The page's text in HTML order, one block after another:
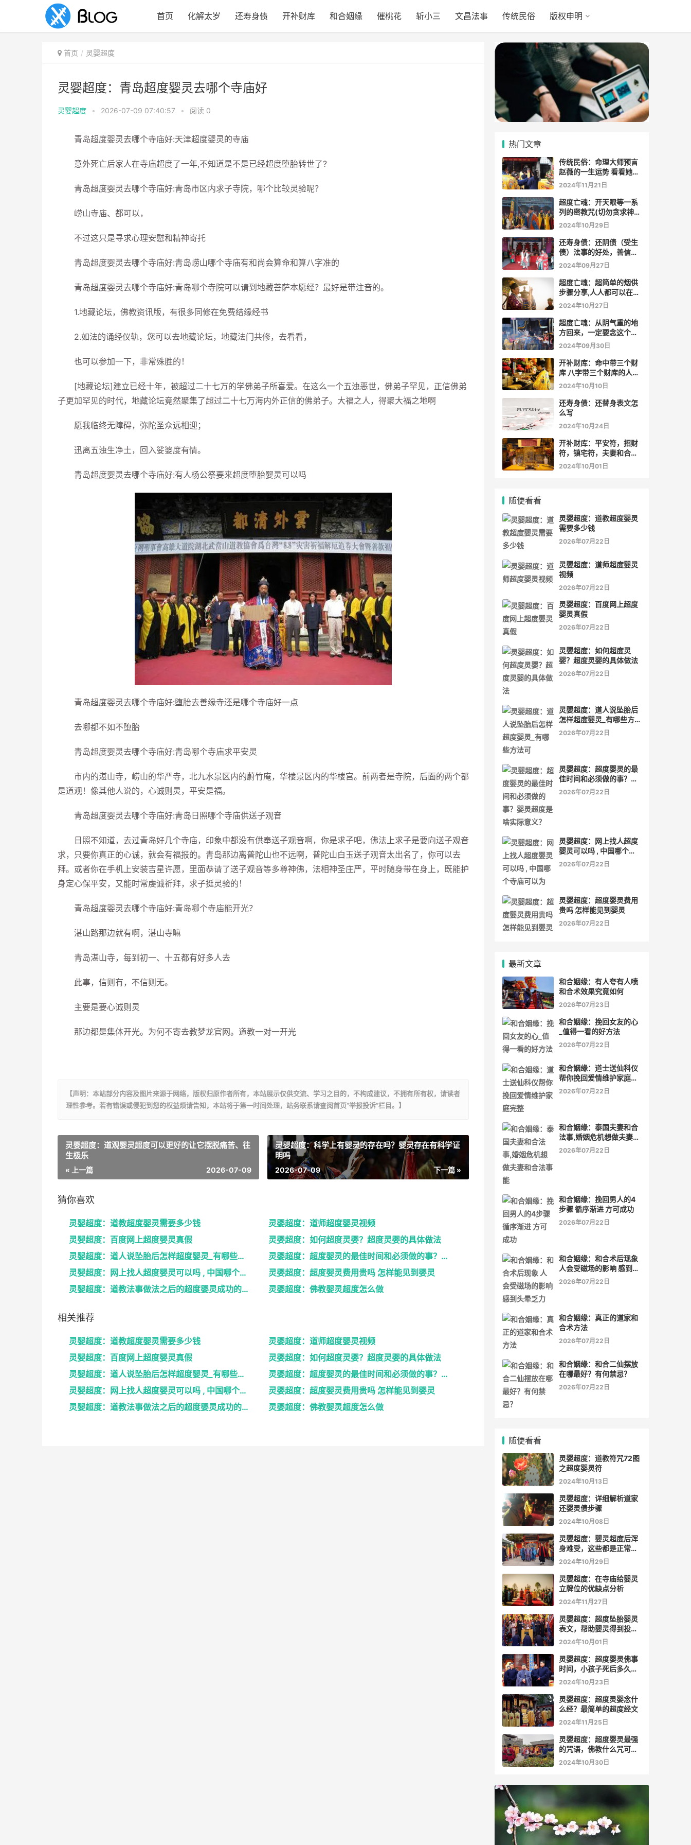
首页 化解太岁 还寿身债 开补财库 和合姻缘 催桃花 斩小三 文昌法事 传统民俗 版权申明
首页 灵婴超度
灵婴超度：青岛超度婴灵去哪个寺庙好
灵婴超度 • 2026-07-09 07:40:57 • 阅读 0
青岛超度婴灵去哪个寺庙好:天津超度婴灵的寺庙
意外死亡后家人在寺庙超度了一年,不知道是不是已经超度堕胎转世了?
青岛超度婴灵去哪个寺庙好:青岛市区内求子寺院，哪个比较灵验呢？
崂山寺庙、都可以，
不过这只是寻求心理安慰和精神寄托
青岛超度婴灵去哪个寺庙好:青岛崂山哪个寺庙有和尚会算命和算八字准的
青岛超度婴灵去哪个寺庙好:青岛哪个寺院可以请到地藏菩萨本愿经？最好是带注音的。
1.地藏论坛，佛教资讯版，有很多同修在免费结缘经书
2.如法的诵经仪轨，您可以去地藏论坛，地藏法门共修，去看看，
也可以参加一下，非常殊胜的！
[地藏论坛]建立已经十年，被超过二十七万的学佛弟子所喜爱。在这么一个五浊恶世，佛弟子罕见，正信佛弟
子更加罕见的时代，地藏论坛竟然聚集了超过二十七万海内外正信的佛弟子。大福之人，得聚大福之地啊
愿我临终无障碍，弥陀圣众远相迎；
迅离五浊生净土，回入娑婆度有情。
青岛超度婴灵去哪个寺庙好:有人杨公祭要来超度堕胎婴灵可以吗
青岛超度婴灵去哪个寺庙好:堕胎去善缘寺还是哪个寺庙好一点
去哪都不如不堕胎
青岛超度婴灵去哪个寺庙好:青岛哪个寺庙求平安灵
市内的湛山寺，崂山的华严寺，北九水景区内的蔚竹庵，华楼景区内的华楼宫。前两者是寺院，后面的两个都
是道观！像其他人说的，心诚则灵，平安是福。
青岛超度婴灵去哪个寺庙好:青岛日照哪个寺庙供送子观音
日照不知道，去过青岛好几个寺庙，印象中都没有供奉送子观音啊，你是求子吧，佛法上求子是要向送子观音
求，只要你真正的心诚，就会有福报的。青岛那边离普陀山也不远啊，普陀山白玉送子观音太出名了，你可以去
拜。或者你在手机上安装吉星许愿，里面恭请了送子观音等多尊神佛，法相神圣庄严，平时随身带在身上，既能护
身定心保平安，又能时常虔诚祈拜，求子挺灵验的！
青岛超度婴灵去哪个寺庙好:青岛哪个寺庙能开光？
湛山路那边就有啊，湛山寺嘛
青岛湛山寺，每到初一、十五都有好多人去
此事，信则有，不信则无。
主要是要心诚则灵
那边都是集体开光。为何不寄去教梦龙官网。道教一对一开光
【声明：本站部分内容及图片来源于网络，版权归原作者所有，本站展示仅供交流、学习之目的，不构成建议，不拥有所有权，请读者
理性参考。若有错误或侵犯到您的权益烦请告知，本站将于第一时间处理，站务联系请查阅首页“举报投诉”栏目。】
灵婴超度：道观婴灵超度可以更好的让它摆脱痛苦、往
生极乐
« 上一篇 2026-07-09
灵婴超度：科学上有婴灵的存在吗？婴灵存在有科学证
明吗
下一篇 »
2026-07-09
猜你喜欢
灵婴超度：道教超度婴灵需要多少钱
灵婴超度：道师超度婴灵视频
灵婴超度：百度网上超度婴灵真假
灵婴超度：如何超度灵婴？超度灵婴的具体做法
灵婴超度：道人说坠胎后怎样超度婴灵_有哪些方法可
灵婴超度：超度婴灵的最佳时间和必须做的事？婴灵超度...
灵婴超度：网上找人超度婴灵可以吗 , 中国哪个寺庙...
灵婴超度：超度婴灵费用贵吗 怎样能见到婴灵
灵婴超度：道教法事做法之后的超度婴灵成功的征兆
灵婴超度：佛教婴灵超度怎么做
相关推荐
灵婴超度：道教超度婴灵需要多少钱
灵婴超度：道师超度婴灵视频
灵婴超度：百度网上超度婴灵真假
灵婴超度：如何超度灵婴？超度灵婴的具体做法
灵婴超度：道人说坠胎后怎样超度婴灵_有哪些方法可
灵婴超度：超度婴灵的最佳时间和必须做的事？婴灵超度...
灵婴超度：网上找人超度婴灵可以吗 , 中国哪个寺庙...
灵婴超度：超度婴灵费用贵吗 怎样能见到婴灵
灵婴超度：道教法事做法之后的超度婴灵成功的征兆
灵婴超度：佛教婴灵超度怎么做
热门文章
传统民俗：命理大师预言
赵薇的一生运势 看看她的
表示
2024年11月21日
超度亡魂：开天眼等一系
列的密教咒(切勿贪求神
通)
2024年10月29日
还寿身债：还阴债（受生
债）法事的好处，善信必
看！
2024年09月27日
超度亡魂：超简单的烟供
步骤分享,人人都可以在家
做烟供
2024年10月27日
超度亡魂：从阴气重的地
方回来，一定要念这个
咒！
2024年09月30日
开补财库：命中带三个财
库 八字带三个财库的人是
不是很有钱？
2024年10月10日
还寿身债：还替身表文怎
么写
2024年10月24日
开补财库：平安符，招财
符，镇宅符，夫妻和合符.
灵符符咒.
2024年10月01日
随便看看
灵婴超度：道教超度婴灵
需要多少钱
2026年07月22日
灵婴超度：道师超度婴灵
视频
2026年07月22日
灵婴超度：百度网上超度
婴灵真假
2026年07月22日
灵婴超度：如何超度灵
婴？超度灵婴的具体做法
2026年07月22日
灵婴超度：道人说坠胎后
怎样超度婴灵_有哪些方
法可
2026年07月22日
灵婴超度：超度婴灵的最
佳时间和必须做的事？婴
灵超度是啥实际意义？
2026年07月22日
灵婴超度：网上找人超度
婴灵可以吗 , 中国哪个寺
庙可以为
2026年07月22日
灵婴超度：超度婴灵费用
贵吗 怎样能见到婴灵
2026年07月22日
最新文章
和合姻缘：有人夸有人喷
和合术效果究竟如何
2026年07月23日
和合姻缘：挽回女友的心
_值得一看的好方法
2026年07月22日
和合姻缘：道士送仙科仪
帮你挽回爱情维护家庭完
整
2026年07月22日
和合姻缘：泰国夫妻和合
法事,婚姻危机想做夫妻和
合法事能
2026年07月22日
和合姻缘：挽回男人的4
步骤 循序渐进 方可成功
2026年07月22日
和合姻缘：和合术后现象
人会受磁场的影响 感到头
晕乏力
2026年07月22日
和合姻缘：真正的道家和
合术方法
2026年07月22日
和合姻缘：和合二仙摆放
在哪最好？有何禁忌？
2026年07月22日
随便看看
灵婴超度：道教符咒72图
之超度婴灵符
2024年10月13日
灵婴超度：详细解析道家
还婴灵债步骤
2024年10月08日
灵婴超度：婴灵超度后浑
身难受，这些都是正常的
表现，代表孩子得到解脱
2024年10月29日
灵婴超度：在寺庙给婴灵
立牌位的优缺点分析
2024年11月27日
灵婴超度：超度坠胎婴灵
表文，帮助婴灵得到投胎
转世
2024年10月01日
灵婴超度：超度婴灵佛事
时间，小孩子死后多久会
投胎
2024年10月23日
灵婴超度：超度灵婴念什
么经？最简单的超度经文
2024年11月25日
灵婴超度：超度婴灵最强
的咒语，佛教什么咒可以
驱鬼
2024年10月30日